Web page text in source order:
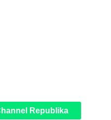
Republika